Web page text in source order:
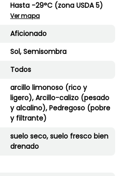
Hasta -29°C (zona USDA 5)
Ver mapa
Aficionado
Sol, Semisombra
Todos
arcillo limonoso (rico y
ligero), Arcillo-calizo (pesado
y alcalino), Pedregoso (pobre
y filtrante)
suelo seco, suelo fresco bien
drenado